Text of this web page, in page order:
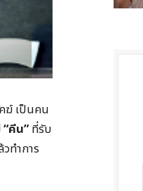
ฆ์ เป็นคน
“คีน” ที่รับ
ทำการ